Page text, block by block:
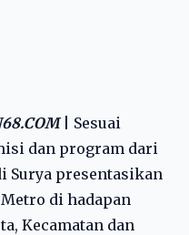
| Sesuai
dan program dari
Surya presentasikan
di hadapan
Kecamatan dan